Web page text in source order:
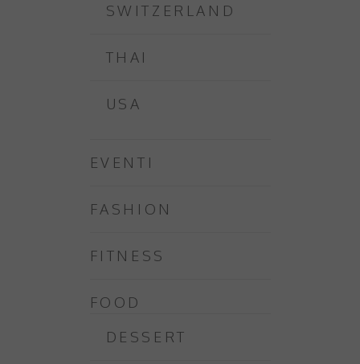
SWITZERLAND
THAI
USA
EVENTI
FASHION
FITNESS
FOOD
DESSERT